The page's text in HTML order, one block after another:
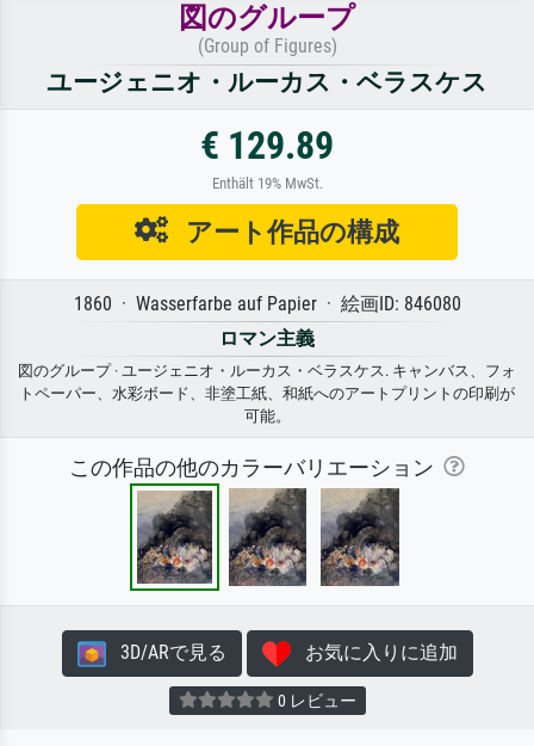
図のグループ
(Group of Figures)
ユージェニオ・ルーカス・ベラスケス
€ 129.89
Enthält 19% MwSt.
アート作品の構成
1860 · Wasserfarbe auf Papier · 絵画ID: 846080
ロマン主義
図のグループ · ユージェニオ・ルーカス・ベラスケス. キャンバス、フォ
トペーパー、水彩ボード、非塗工紙、和紙へのアートプリントの印刷が
可能。
この作品の他のカラーバリエーション
3D/ARで見る お気に入りに追加
0 レビュー